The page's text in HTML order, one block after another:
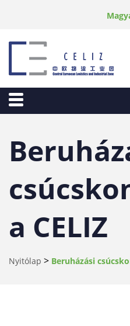
a CELIZ
Nyitólap > Beruházási